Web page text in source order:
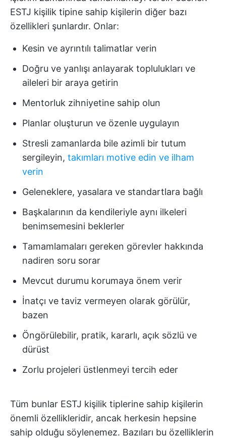
ESTJ kişilik tipine sahip kişilerin diğer bazı
özellikleri şunlardır. Onlar:
Kesin ve ayrıntılı talimatlar verin
Doğru ve yanlışı anlayarak toplulukları ve
aileleri bir araya getirin
Mentorluk zihniyetine sahip olun
Planlar oluşturun ve özenle uygulayın
Stresli zamanlarda bile azimli bir tutum
sergileyin, takımları motive edin ve ilham
verin
Geleneklere, yasalara ve standartlara bağlı
Başkalarının da kendileriyle aynı ilkeleri
benimsemesini beklerler
Tamamlamaları gereken görevler hakkında
nadiren soru sorar
Mevcut durumu korumaya önem verir
İnatçı ve taviz vermeyen olarak görülür,
bazen
Öngörülebilir, pratik, kararlı, açık sözlü ve
dürüst
Zorlu projeleri üstlenmeyi tercih eder
Tüm bunlar ESTJ kişilik tiplerine sahip kişilerin
önemli özellikleridir, ancak herkesin hepsine
sahip olduğu söylenemez. Bazıları bu özelliklerin